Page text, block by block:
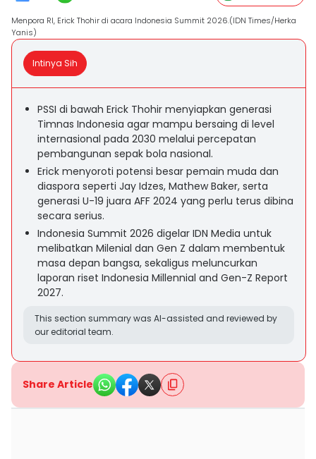
Menpora RI, Erick Thohir di acara Indonesia Summit 2026.(IDN Times/Herka
Yanis)
Intinya Sih
PSSI di bawah Erick Thohir menyiapkan generasi
Timnas Indonesia agar mampu bersaing di level
internasional pada 2030 melalui percepatan
pembangunan sepak bola nasional.
Erick menyoroti potensi besar pemain muda dan
diaspora seperti Jay Idzes, Mathew Baker, serta
generasi U-19 juara AFF 2024 yang perlu terus dibina
secara serius.
Indonesia Summit 2026 digelar IDN Media untuk
melibatkan Milenial dan Gen Z dalam membentuk
masa depan bangsa, sekaligus meluncurkan
laporan riset Indonesia Millennial and Gen-Z Report
2027.
This section summary was AI-assisted and reviewed by
our editorial team.
Share Article